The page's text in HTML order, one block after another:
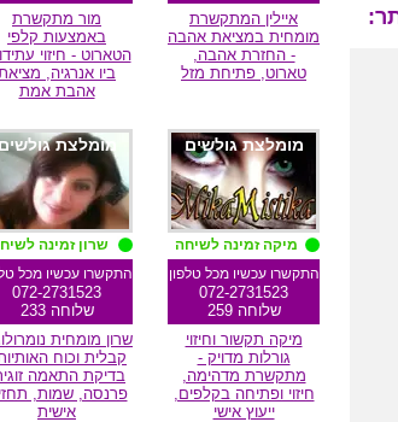
איילין המתקשרת
מומחית במציאת אהבה
- החזרת אהבה,
טארוט, פתיחת מזל
מור מתקשרת
באמצעות קלפי
הטארוט - חיזוי
ביו אנרגיה,
אהבת אמת
מומלצת גולשים
מיקה זמינה לשיחה
התקשרו עכשיו מכל טלפון
072-2731523
שלוחה 259
מיקה תקשור וחיזוי
גורלות מדויק -
מתקשרת מדהימה,
חיזוי ופתיחה בקלפים,
ייעוץ אישי
מומלצת
שרון זמינה
התקשרו עכשיו מכל
072-2731523
שלוחה 233
שרון מומחית
קבלית וכוח
בדיקת התאמה
פרנסה, שמות,
אישית